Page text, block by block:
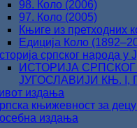
98. Коло (2006)
97. Коло (2005)
Књиге из претходних
Едиција Коло
српског народа у
ИСТОРИЈА
ЈУГОСЛАВИЈИ КЊ. I,
издања
књижевност за
издања